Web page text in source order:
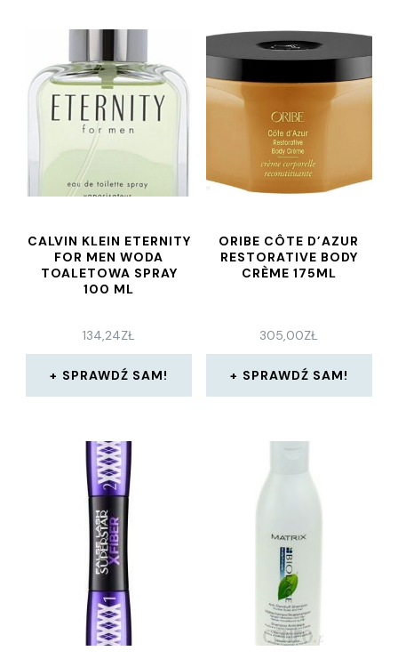
CALVIN KLEIN ETERNITY
FOR MEN WODA
TOALETOWA SPRAY
100 ML
134,24ZŁ
SPRAWDŹ SAM!
ORIBE CÔTE D’AZUR
RESTORATIVE BODY
CRÈME 175ML
305,00ZŁ
SPRAWDŹ SAM!